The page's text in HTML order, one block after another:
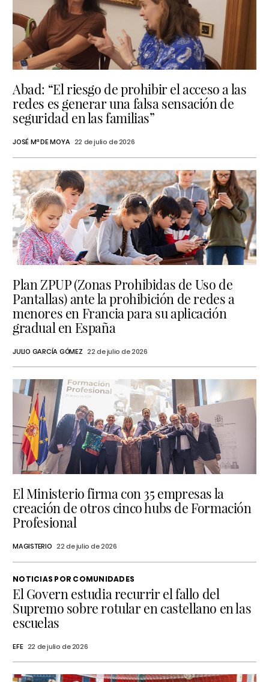
Abad: “El riesgo de prohibir el acceso a las
redes es generar una falsa sensación de
seguridad en las familias”
JOSÉ Mª DE MOYA 22 de julio de 2026
Plan ZPUP (Zonas Prohibidas de Uso de
Pantallas) ante la prohibición de redes a
menores en Francia para su aplicación
gradual en España
JULIO GARCÍA GÓMEZ 22 de julio de 2026
El Ministerio firma con 35 empresas la
creación de otros cinco hubs de Formación
Profesional
MAGISTERIO 22 de julio de 2026
NOTICIAS POR COMUNIDADES
El Govern estudia recurrir el fallo del
Supremo sobre rotular en castellano en las
escuelas
EFE 22 de julio de 2026